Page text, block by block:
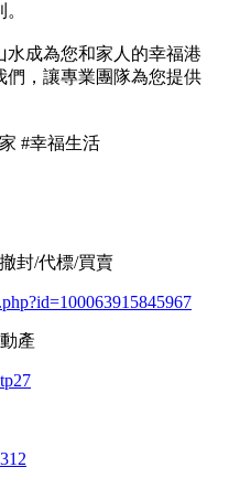
4樓
1房